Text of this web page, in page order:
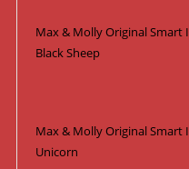
Max & Molly Original Smart
Black Sheep
Max & Molly Original Smart
Unicorn